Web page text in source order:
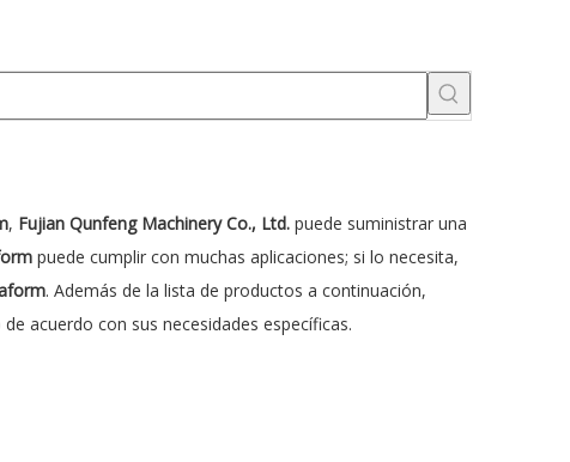
, Fujian Qunfeng Machinery Co., Ltd. puede suministrar una
puede cumplir con muchas aplicaciones; si lo necesita,
. Además de la lista de productos a continuación,
de acuerdo con sus necesidades específicas.